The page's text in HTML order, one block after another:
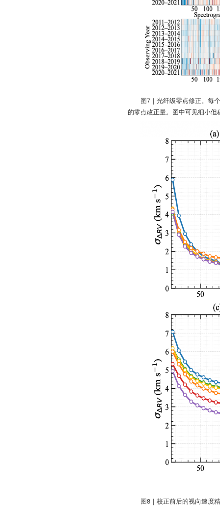
图7｜光纤级零点修正。每
的零点改正量。图中可见细小
图8｜校正前后的视向速度